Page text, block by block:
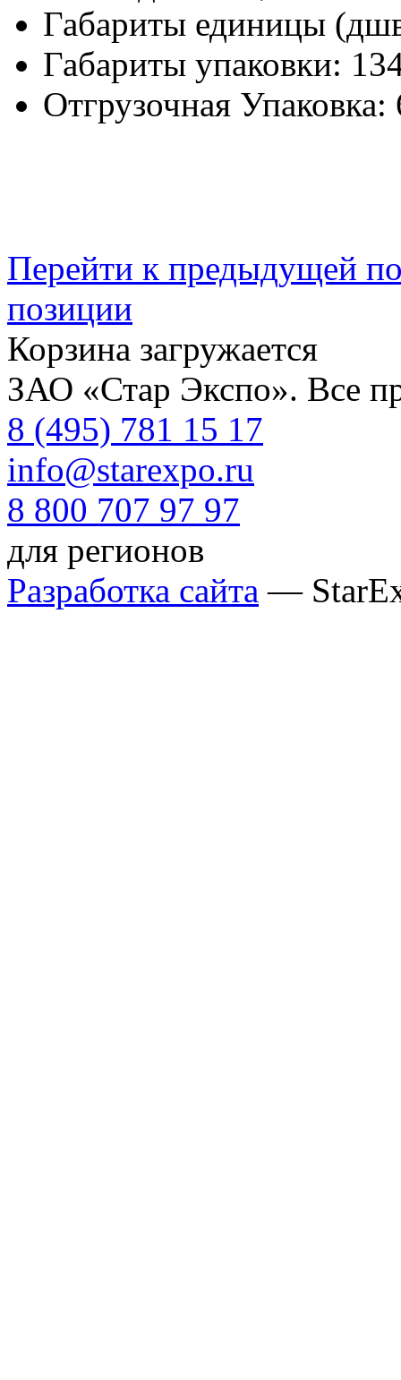
Габариты единицы
Габариты упаковки:
Отгрузочная Упаковка:
Перейти к предыдущей
позиции
Корзина загружается
ЗАО «Стар Экспо». Все
8 (495) 781 15 17
info@starexpo.ru
8 800 707 97 97
для регионов
Разработка сайта —